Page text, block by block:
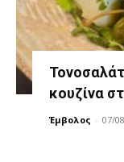
κουζίνα
Έμβολος - 07/